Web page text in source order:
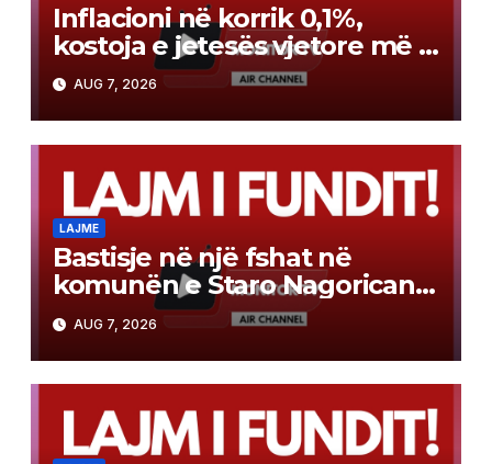
Inflacioni në korrik 0,1%,
kostoja e jetesës vjetore më e
lartë për 2,3%
AUG 7, 2026
LAJME
Bastisje në një fshat në
komunën e Staro Nagoricane,
u gjetën armë, u arrestua një
77-vjeçar
AUG 7, 2026